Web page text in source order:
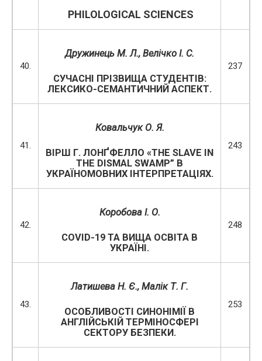
PHILOLOGICAL SCIENCES
40.
Дружинець М. Л., Велічко І. С.
СУЧАСНІ ПРІЗВИЩА СТУДЕНТІВ:
ЛЕКСИКО-СЕМАНТИЧНИЙ АСПЕКТ.
237
41.
Ковальчук О. Я.
ВІРШ Г. ЛОНҐФЕЛЛО «THE SLAVE IN
THE DISMAL SWAMP” В
УКРАЇНОМОВНИХ ІНТЕРПРЕТАЦІЯХ.
243
42.
Коробова І. О.
COVID-19 ТА ВИЩА ОСВІТА В
УКРАЇНІ.
248
43.
Латишева Н. Є., Малік Т. Г.
ОСОБЛИВОСТІ СИНОНІМІЇ В
АНГЛІЙСЬКІЙ ТЕРМІНОСФЕРІ
СЕКТОРУ БЕЗПЕКИ.
253